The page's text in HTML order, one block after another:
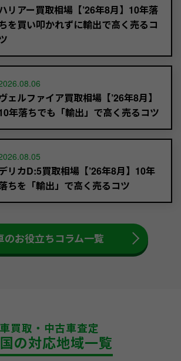
リアー買取相場【’26年8月】10年落
ちを買い叩かれずに輸出で高く売るコ
ヴェルファイア買取相場【’26年8月】
年落ちでも「輸出」で高く売るコツ
リカD:5買取相場【’26年8月】10年
ちを「輸出」で高く売るコツ
のお役立ちコラム一覧
車買取・中古車査定
の対応地域一覧